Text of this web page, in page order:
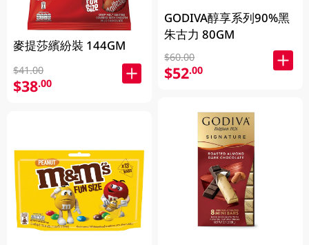
麥提莎繽紛裝 144GM
$41.00
$38.00
GODIVA醇享系列90%黑
朱古力 80GM
$60.00
$52.00